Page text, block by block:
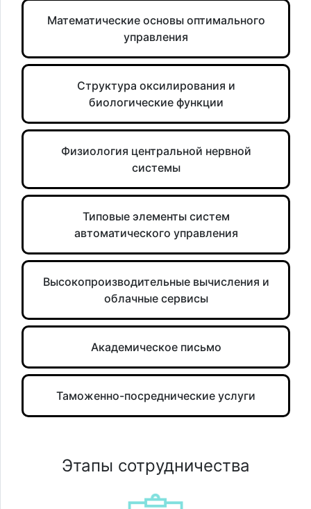
Математические основы оптимального
управления
Структура оксилирования и
биологические функции
Физиология центральной нервной
системы
Типовые элементы систем
автоматического управления
Высокопроизводительные вычисления и
облачные сервисы
Академическое письмо
Таможенно-посреднические услуги
Этапы сотрудничества